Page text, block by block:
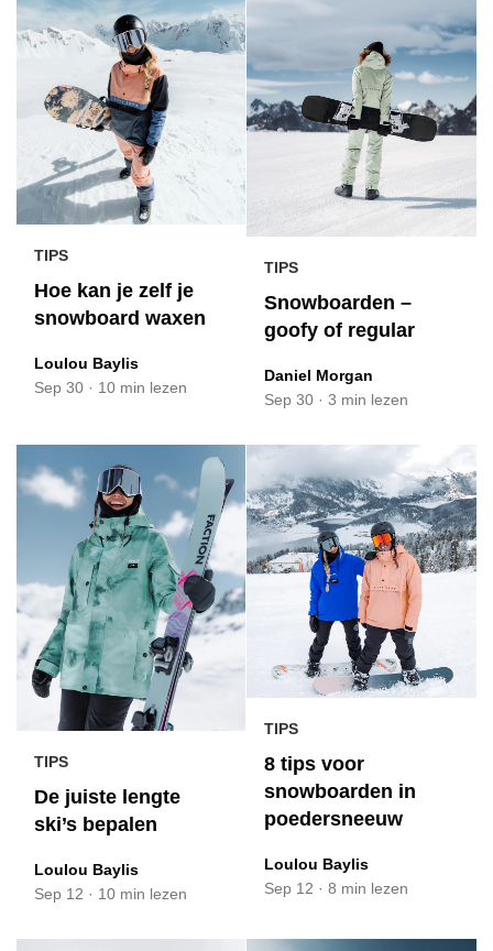
TIPS
Hoe kan je zelf je
snowboard waxen
Loulou Baylis
Sep 30 · 10 min lezen
TIPS
Snowboarden –
goofy of regular
Daniel Morgan
Sep 30 · 3 min lezen
TIPS
De juiste lengte
ski’s bepalen
Loulou Baylis
Sep 12 · 10 min lezen
TIPS
8 tips voor
snowboarden in
poedersneeuw
Loulou Baylis
Sep 12 · 8 min lezen